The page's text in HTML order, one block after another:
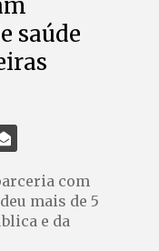
saúde
com
mais de 5
e da